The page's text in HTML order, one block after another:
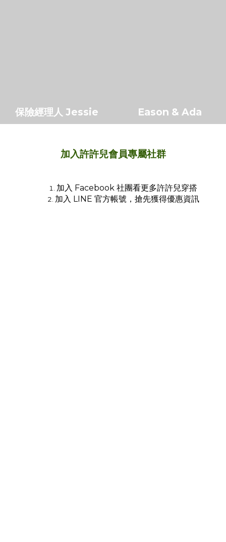
保險經理人 Jessie Eason & Ada
加入許許兒會員專屬社群
加入 Facebook 社團看更多許許兒穿搭
加入 LINE 官方帳號，搶先獲得優惠資訊